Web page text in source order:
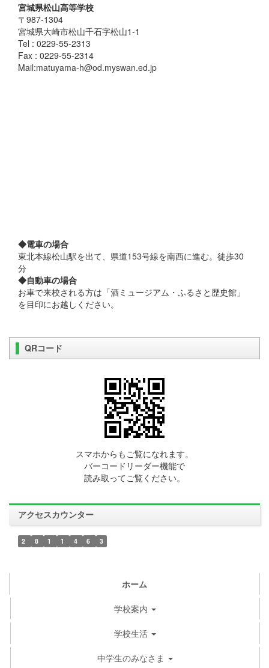
宮城県松山高等学校
〒987-1304
宮城県大崎市松山千石字松山1-1
Tel : 0229-55-2313
Fax : 0229-55-2314
Mail:matuyama-h@od.myswan.ed.jp
◆電車の場合
東北本線松山駅を出て、県道153号線を南西に進む。徒歩30
分
◆自動車の場合
お車で来校される方は「酒ミュージアム・ふるさと歴史館」
を目印にお越しください。
QRコード
スマホからもご覧になれます。
バーコードリーダー機能で
読み取ってご覧ください。
アクセスカウンター
2 8 1 1 4 6 3
ホーム
学校案内
学校生活
中学生のみなさま